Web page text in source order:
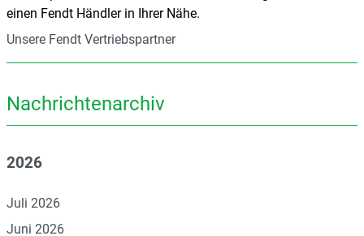
einen Fendt Händler in Ihrer Nähe.
Unsere Fendt Vertriebspartner
Nachrichtenarchiv
2026
Juli 2026
Juni 2026